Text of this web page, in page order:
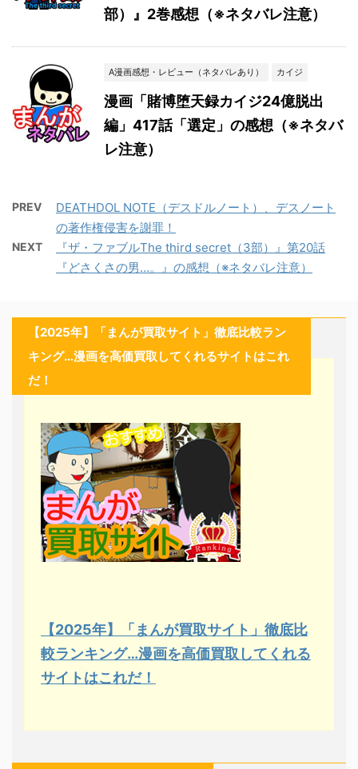
部）』2巻感想（※ネタバレ注意）
A漫画感想・レビュー（ネタバレあり） カイジ
漫画「賭博堕天録カイジ24億脱出
編」417話「選定」の感想（※ネタバ
レ注意）
PREV
DEATHDOL NOTE（デスドルノート）、デスノート
の著作権侵害を謝罪！
NEXT
『ザ・ファブルThe third secret（3部）』第20話
『どさくさの男…。』の感想（※ネタバレ注意）
【2025年】「まんが買取サイト」徹底比較ラン
キング…漫画を高価買取してくれるサイトはこれ
だ！
【2025年】「まんが買取サイト」徹底比
較ランキング…漫画を高価買取してくれる
サイトはこれだ！